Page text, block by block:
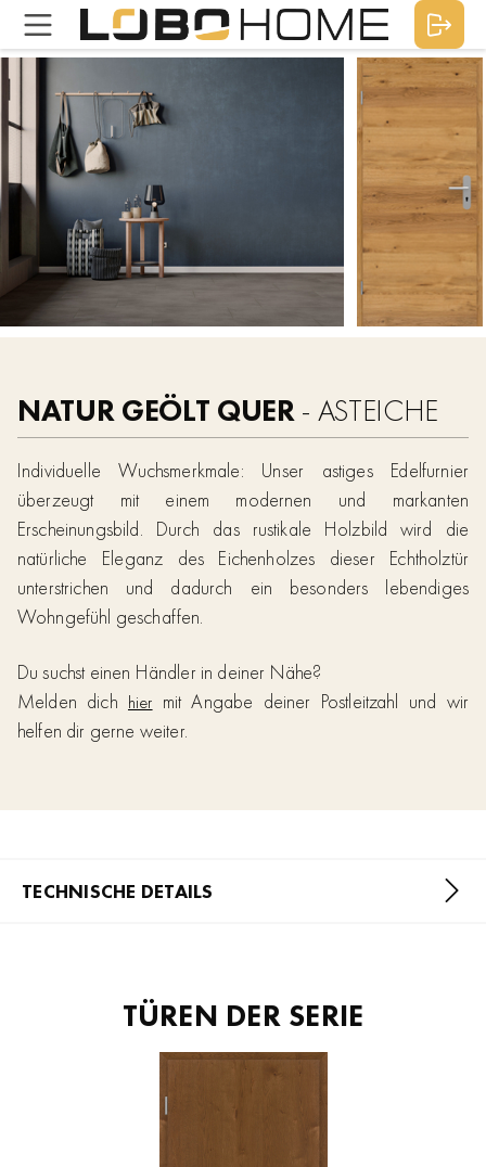
NATUR GEÖLT QUER - ASTEICHE
Individuelle Wuchsmerkmale: Unser astiges Edelfurnier
überzeugt mit einem modernen und markanten
Erscheinungsbild. Durch das rustikale Holzbild wird die
natürliche Eleganz des Eichenholzes dieser Echtholztür
unterstrichen und dadurch ein besonders lebendiges
Wohngefühl geschaffen.
Du suchst einen Händler in deiner Nähe?
Melden dich hier mit Angabe deiner Postleitzahl und wir
helfen dir gerne weiter.
TECHNISCHE DETAILS
TÜREN DER SERIE